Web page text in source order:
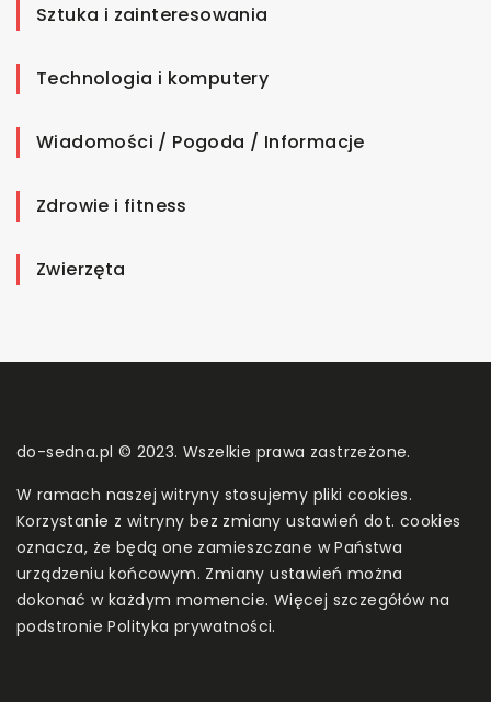
Sztuka i zainteresowania
Technologia i komputery
Wiadomości / Pogoda / Informacje
Zdrowie i fitness
Zwierzęta
do-sedna.pl © 2023. Wszelkie prawa zastrzeżone.
W ramach naszej witryny stosujemy pliki cookies.
Korzystanie z witryny bez zmiany ustawień dot. cookies
oznacza, że będą one zamieszczane w Państwa
urządzeniu końcowym. Zmiany ustawień można
dokonać w każdym momencie. Więcej szczegółów na
podstroniePolityka prywatności.